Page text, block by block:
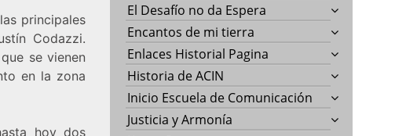
principales
Codazzi.
se vienen
en la zona
hoy dos
El Desafío no da Espera
Encantos de mi tierra
Enlaces Historial Pagina
Historia de ACIN
Inicio Escuela de Comunicación
Justicia y Armonía